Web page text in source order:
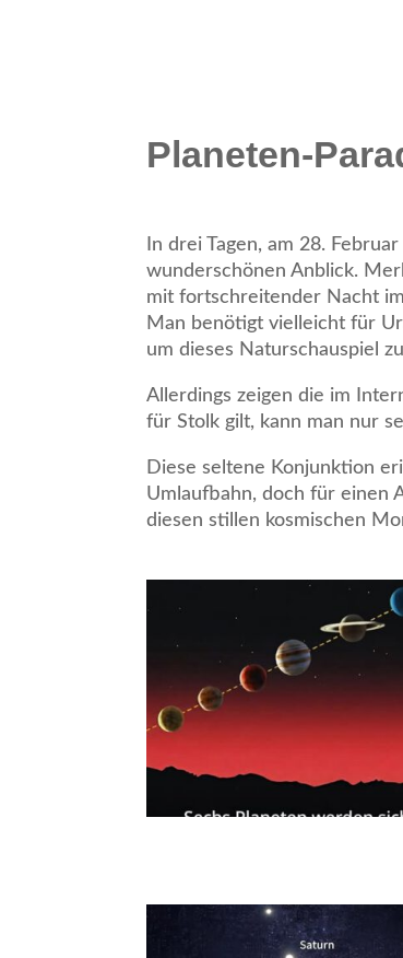
Planeten-
In drei Tagen, am 28.
wunderschönen Anblick.
mit fortschreitender Nacht
Man benötigt vielleicht für
um dieses Naturschauspiel
Allerdings zeigen die im
für Stolk gilt, kann man nur
Diese seltene Konjunktion
Umlaufbahn, doch für einen
diesen stillen kosmischen